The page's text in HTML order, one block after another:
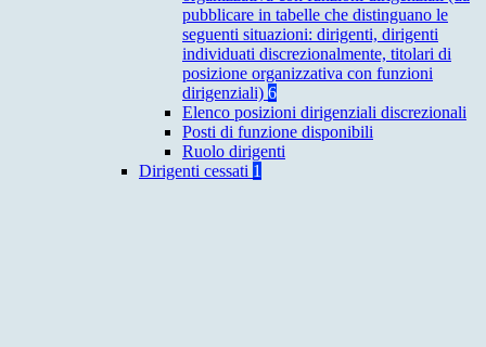
pubblicare in tabelle che distinguano le
seguenti situazioni: dirigenti, dirigenti
individuati discrezionalmente, titolari di
posizione organizzativa con funzioni
dirigenziali) 6
Elenco posizioni dirigenziali discrezionali
Posti di funzione disponibili
Ruolo dirigenti
Dirigenti cessati 1